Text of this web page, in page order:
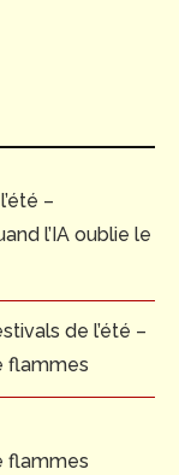
–
l’IA oublie le
de l’été –
flammes
flammes